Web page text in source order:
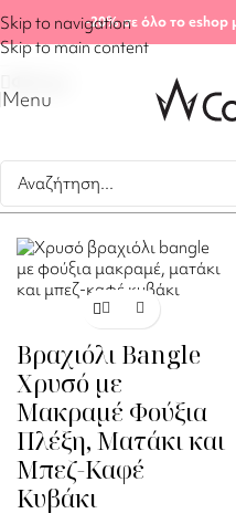
Skip to navigation
Skip to main content
-20%σε όλο το eshop
Menu
Αρχική σελίδα/ Shop Βραχιόλια
Βλέπετε 41–60 από 115
Βραχιόλι Bangle
Χρυσό με
Μακραμέ Φούξια
Πλέξη, Ματάκι και
Μπεζ-Καφέ
Κυβάκι